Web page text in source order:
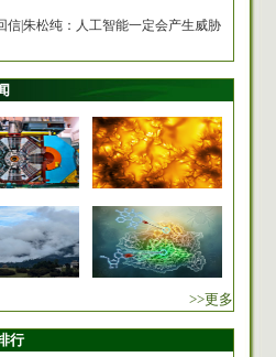
信|朱松纯：人工智能一定会产生威胁
>>更多
行